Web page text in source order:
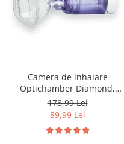
Camera de inhalare
Optichamber Diamond,
Philips Respironics, masca 5
ani - adulti
178,99 Lei
89,99 Lei